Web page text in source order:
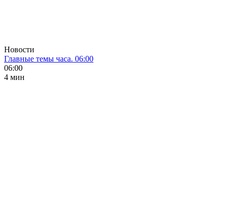
Новости
Главные темы часа. 06:00
06:00
4 мин